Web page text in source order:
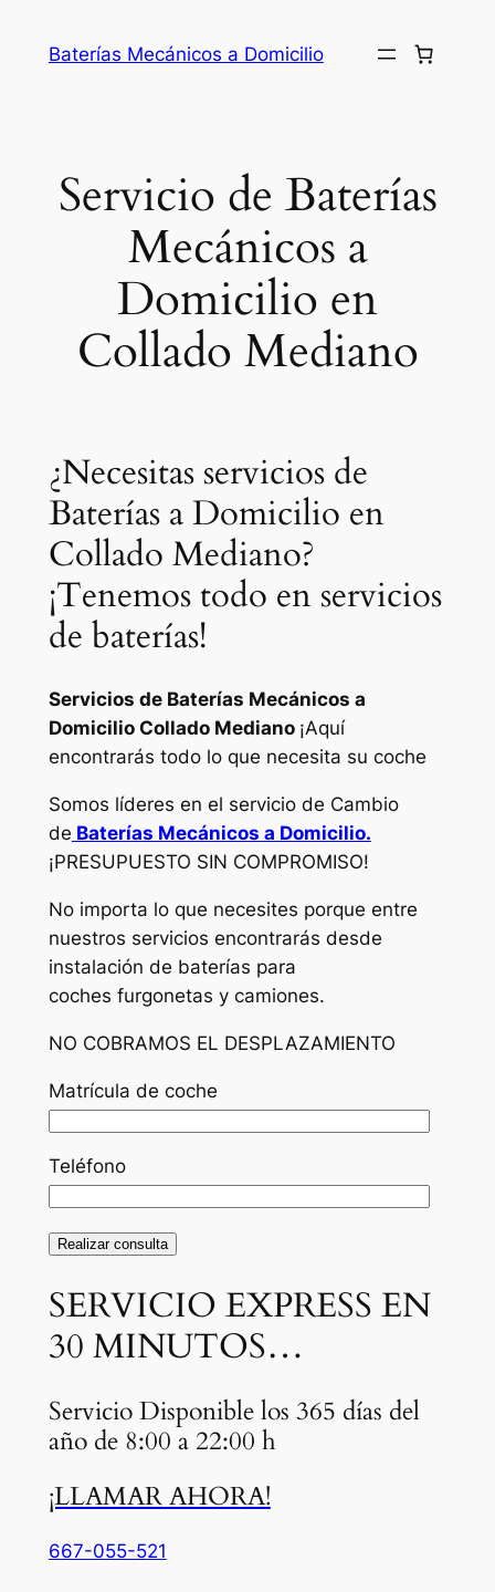
Baterías Mecánicos a Domicilio
Servicio de Baterías
Mecánicos a
Domicilio en
Collado Mediano
¿Necesitas servicios de
Baterías a Domicilio en
Collado Mediano?
¡Tenemos todo en servicios
de baterías!
Servicios de Baterías Mecánicos a
Domicilio Collado Mediano ¡Aquí
encontrarás todo lo que necesita su coche
Somos líderes en el servicio de Cambio
de Baterías Mecánicos a Domicilio.
¡PRESUPUESTO SIN COMPROMISO!
No importa lo que necesites porque entre
nuestros servicios encontrarás desde
instalación de baterías para
coches furgonetas y camiones.
NO COBRAMOS EL DESPLAZAMIENTO
Matrícula de coche
Teléfono
SERVICIO EXPRESS EN
30 MINUTOS…
Servicio Disponible los 365 días del
año de 8:00 a 22:00 h
¡LLAMAR AHORA!
667-055-521